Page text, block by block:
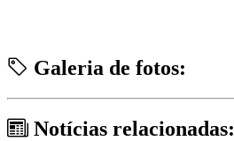
Galeria de fotos:
Notícias relacionadas: